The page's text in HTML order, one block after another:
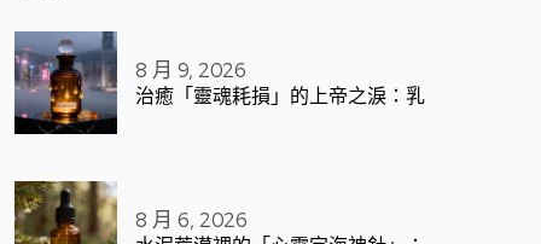
8 月 9, 2026
治癒「靈魂耗損」的上帝之淚：乳
8 月 6, 2026